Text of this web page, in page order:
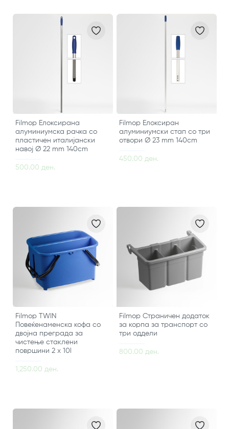
Filmop Елоксирана
алуминиумска рачка со
пластичен италијански
навој Ø 22 mm 140cm
500.00 ден.
Filmop Елоксиран
алуминиумски стап со три
отвори Ø 23 mm 140cm
450.00 ден.
Filmop TWIN
Повеќенаменска кофа со
двојна преграда за
чистење стаклени
површини 2 х 10l
1,250.00 ден.
Filmop Страничен додаток
за корпа за транспорт со
три оддели
800.00 ден.